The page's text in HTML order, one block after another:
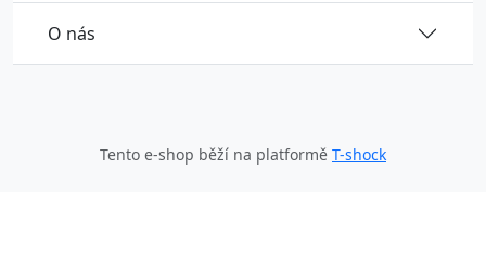
O nás
Tento e-shop běží na platformě T-shock